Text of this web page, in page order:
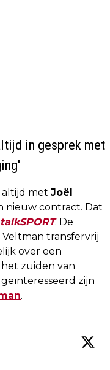
in gesprek met
altijd met Joël
nieuw contract. Dat
talkSPORT. De
transfervrij
over een
zuiden van
zijn
.